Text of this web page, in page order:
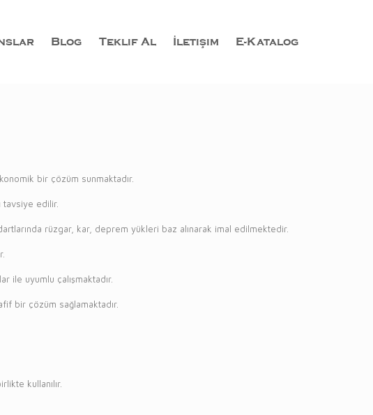
Blog Teklif Al İletişim E-Katalog
bir çözüm sunmaktadır.
tavsiye edilir.
rüzgar, kar, deprem yükleri baz alınarak imal edilmektedir.
ile uyumlu çalışmaktadır.
bir çözüm sağlamaktadır.
kullanılır.